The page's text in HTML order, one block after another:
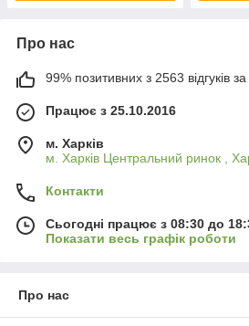
Про нас
99% позитивних з 2563 відгуків за
Працює з 25.10.2016
м. Харків
м. Харків Центральний ринок ,
Контакти
Сьогодні працює з 08:30 до
Показати весь графік роботи
Про нас